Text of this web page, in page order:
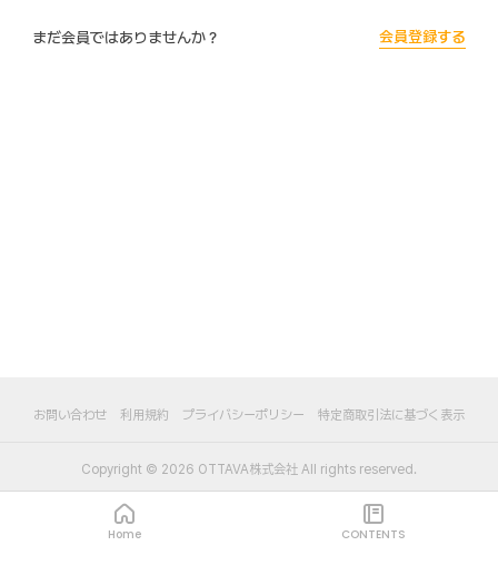
Home CONTENTS
まだ会員ではありませんか？ 会員登録する
お問い合わせ 利用規約 プライバシーポリシー 特定商取引法に基づく表示
Copyright © 2026 OTTAVA株式会社 All rights reserved.